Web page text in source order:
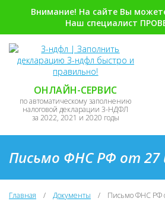
Внимание! На сайте Вы
Наш специалист
ОНЛАЙН-СЕРВИС
по автоматическому заполнению
налоговой декларации 3-НДФЛ
за 2022, 2021 и 2020 годы
Письмо ФНС РФ от 27
Главная / Документы / Письмо ФНС РФ